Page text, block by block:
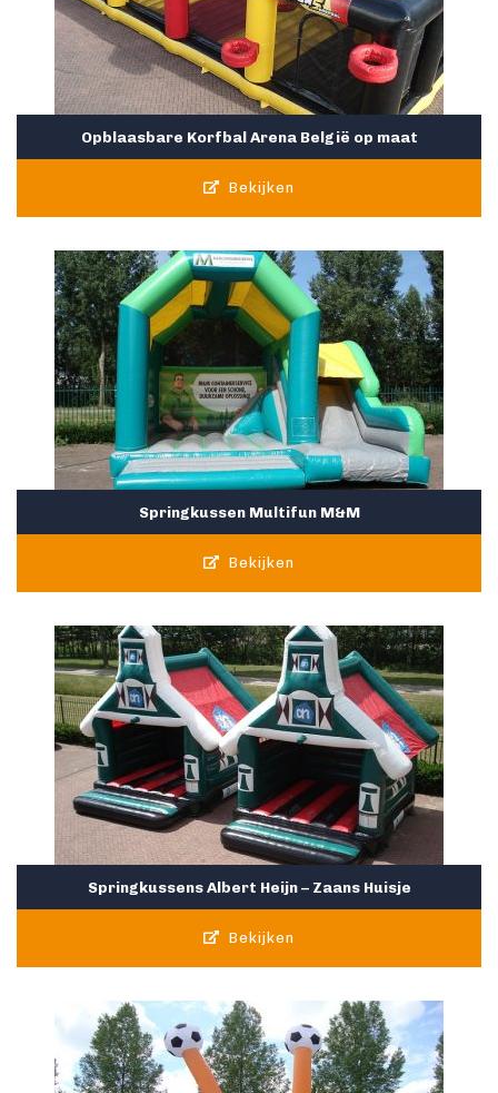
Opblaasbare Korfbal Arena België op maat
Bekijken
Springkussen Multifun M&M
Bekijken
Springkussens Albert Heijn – Zaans Huisje
Bekijken